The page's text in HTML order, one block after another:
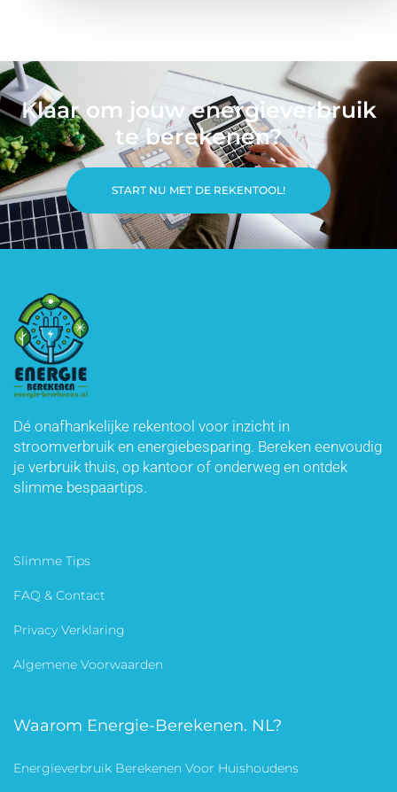
Klaar om jouw energieverbruik
te berekenen?
START NU MET DE REKENTOOL!
Dé onafhankelijke rekentool voor inzicht in
stroomverbruik en energiebesparing. Bereken eenvoudig
je verbruik thuis, op kantoor of onderweg en ontdek
slimme bespaartips.
Slimme Tips
FAQ & Contact
Privacy Verklaring
Algemene Voorwaarden
Waarom Energie-Berekenen. NL?
Energieverbruik Berekenen Voor Huishoudens